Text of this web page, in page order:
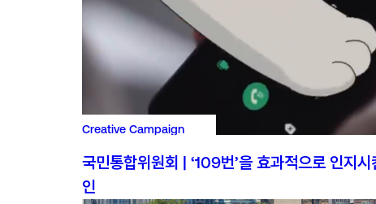
Creative Campaign
국민통합위원회 | ‘109번’을 효과적으로 인지시
인
© 2026. The SMC all rights reserved.개인정보 처리방침